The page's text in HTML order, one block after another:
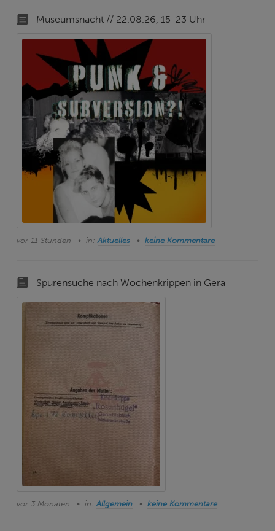
Museumsnacht // 22.08.26, 15-23 Uhr
vor 11 Stunden in:Aktuelles keine Kommentare
Spurensuche nach Wochenkrippen in Gera
vor 3 Monaten in:Allgemein keine Kommentare